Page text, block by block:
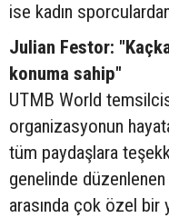
ise kadın
Julian Festor:
konuma sahip"
UTMB World
organizasyonun
tüm paydaşlara
genelinde
arasında çok özel